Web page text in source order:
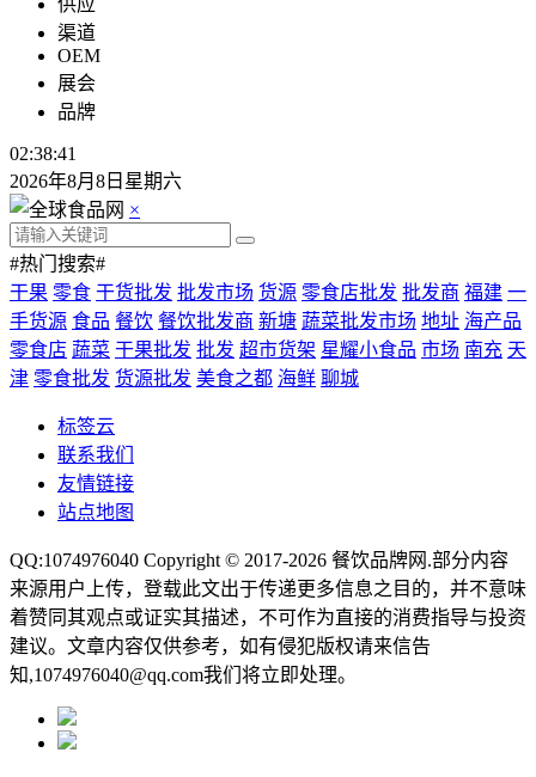
供应
渠道
OEM
展会
品牌
02:38:42
2026年8月8日星期六
×
#热门搜索#
干果 零食 干货批发 批发市场 货源 零食店批发 批发商 福建 一
手货源 食品 餐饮 餐饮批发商 新塘 蔬菜批发市场 地址 海产品
零食店 蔬菜 干果批发 批发 超市货架 星耀小食品 市场 南充 天
津 零食批发 货源批发 美食之都 海鲜 聊城
标签云
联系我们
友情链接
站点地图
QQ:1074976040 Copyright © 2017-2026 餐饮品牌网 .部分内容
来源用户上传，登载此文出于传递更多信息之目的，并不意味
着赞同其观点或证实其描述，不可作为直接的消费指导与投资
建议。文章内容仅供参考，如有侵犯版权请来信告
知,1074976040@qq.com我们将立即处理。